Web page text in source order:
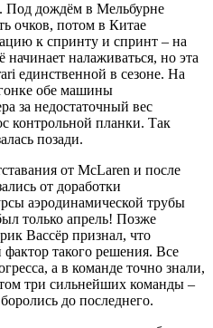
Под дождём в Мельбурне
очков, потом в Китае
к спринту и спринт – на
начинает налаживаться, но эта
единственной в сезоне. На
обе машины
за недостаточный вес
контрольной планки. Так
позади.
от McLaren и после
от доработки
аэродинамической трубы
только апрель! Позже
Вассёр признал, что
такого решения. Все
а в команде точно знали,
три сильнейших команды –
до последнего.